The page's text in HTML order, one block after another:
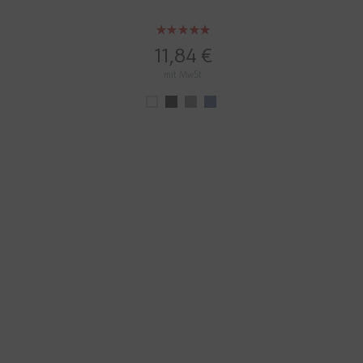
Bewertung:
100%
11,84 €